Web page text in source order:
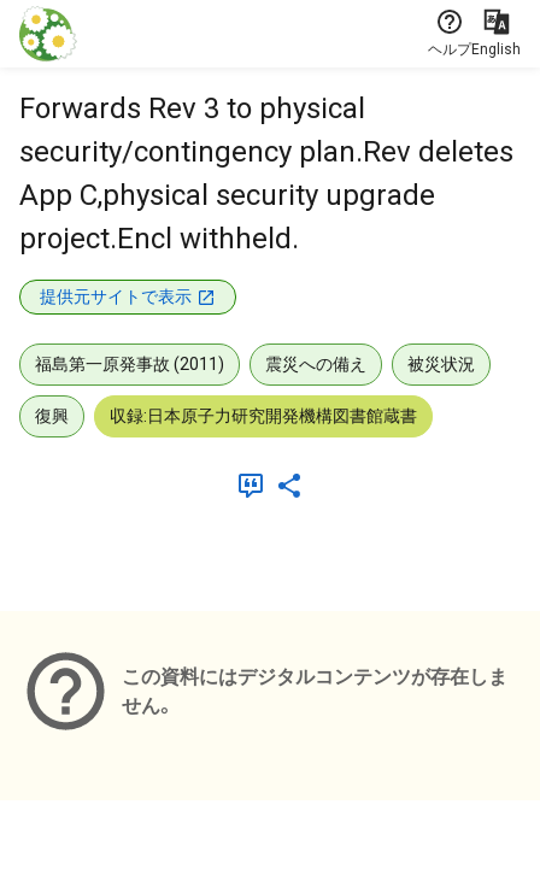
本文に飛ぶ
ヘルプEnglish
Forwards Rev 3 to physical
security/contingency plan.Rev deletes
App C,physical security upgrade
project.Encl withheld.
提供元サイトで表示
福島第一原発事故 (2011) 震災への備え 被災状況
復興 収録:日本原子力研究開発機構図書館蔵書
この資料にはデジタルコンテンツが存在しま
せん。